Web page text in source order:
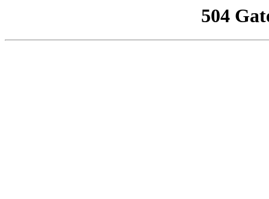
504